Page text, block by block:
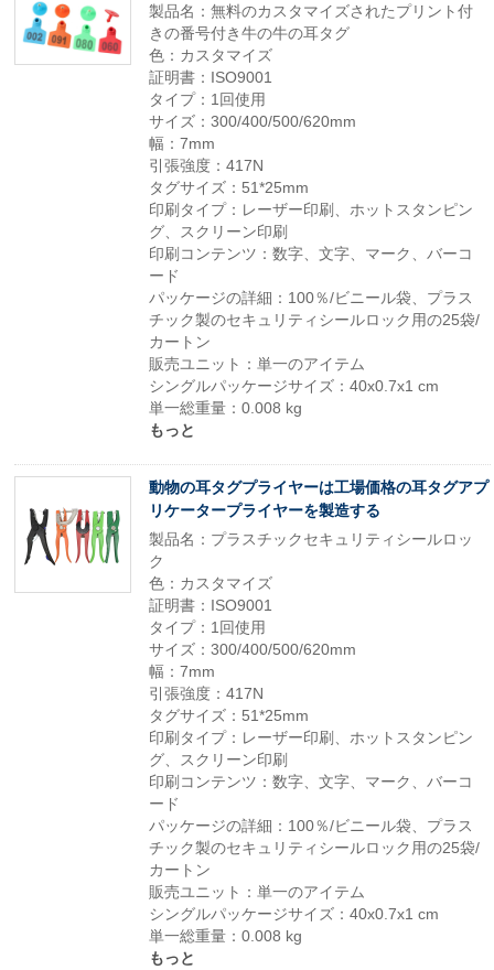
製品名：無料のカスタマイズされたプリント付
きの番号付き牛の牛の耳タグ
色：カスタマイズ
証明書：ISO9001
タイプ：1回使用
サイズ：300/400/500/620mm
幅：7mm
引張強度：417N
タグサイズ：51*25mm
印刷タイプ：レーザー印刷、ホットスタンピン
グ、スクリーン印刷
印刷コンテンツ：数字、文字、マーク、バーコ
ード
パッケージの詳細：100％/ビニール袋、プラス
チック製のセキュリティシールロック用の25袋/
カートン
販売ユニット：単一のアイテム
シングルパッケージサイズ：40x0.7x1 cm
単一総重量：0.008 kg
もっと
動物の耳タグプライヤーは工場価格の耳タグアプ
リケータープライヤーを製造する
製品名：プラスチックセキュリティシールロッ
ク
色：カスタマイズ
証明書：ISO9001
タイプ：1回使用
サイズ：300/400/500/620mm
幅：7mm
引張強度：417N
タグサイズ：51*25mm
印刷タイプ：レーザー印刷、ホットスタンピン
グ、スクリーン印刷
印刷コンテンツ：数字、文字、マーク、バーコ
ード
パッケージの詳細：100％/ビニール袋、プラス
チック製のセキュリティシールロック用の25袋/
カートン
販売ユニット：単一のアイテム
シングルパッケージサイズ：40x0.7x1 cm
単一総重量：0.008 kg
もっと